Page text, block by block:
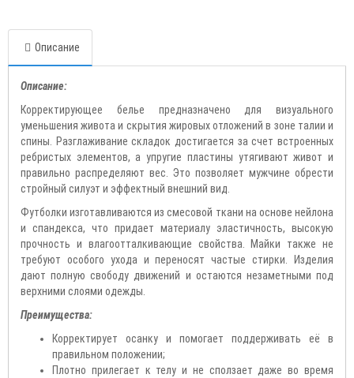
Описание
Описание:
Корректирующее белье предназначено для визуального
уменьшения живота и скрытия жировых отложений в зоне талии и
спины. Разглаживание складок достигается за счет встроенных
ребристых элементов, а упругие пластины утягивают живот и
правильно распределяют вес. Это позволяет мужчине обрести
стройный силуэт и эффектный внешний вид.
Футболки изготавливаются из смесовой ткани на основе нейлона
и спандекса, что придает материалу эластичность, высокую
прочность и влагоотталкивающие свойства. Майки также не
требуют особого ухода и переносят частые стирки. Изделия
дают полную свободу движений и остаются незаметными под
верхними слоями одежды.
Преимущества:
Корректирует осанку и помогает поддерживать её в
правильном положении;
Плотно прилегает к телу и не сползает даже во время